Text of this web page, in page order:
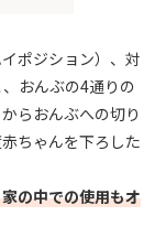
ポジション）、対
おんぶの4通りの
らおんぶへの切り
ちゃんを下ろした
の中での使用もオ